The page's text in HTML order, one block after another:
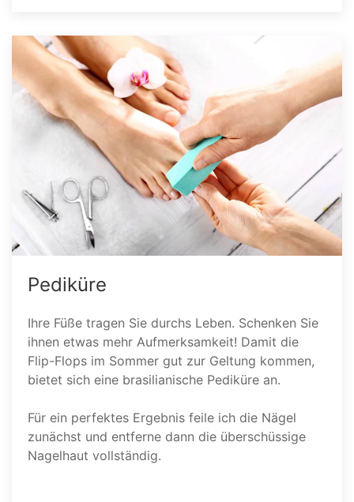
Pediküre
Ihre Füße tragen Sie durchs Leben. Schenken Sie
ihnen etwas mehr Aufmerksamkeit! Damit die
Flip-Flops im Sommer gut zur Geltung kommen,
bietet sich eine brasilianische Pediküre an.
Für ein perfektes Ergebnis feile ich die Nägel
zunächst und entferne dann die überschüssige
Nagelhaut vollständig.